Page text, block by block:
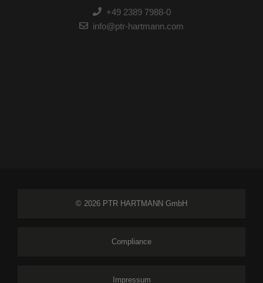
+49 2389 7988-0
info@ptr-hartmann.com
© 2026 PTR HARTMANN GmbH
Compliance
Impressum